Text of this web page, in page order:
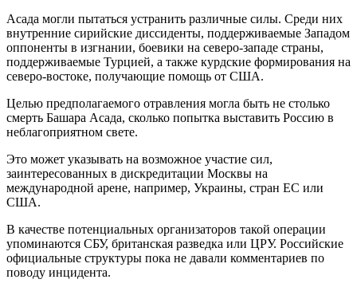
Асада могли пытаться устранить различные силы. Среди них
внутренние сирийские диссиденты, поддерживаемые Западом
оппоненты в изгнании, боевики на северо-западе страны,
поддерживаемые Турцией, а также курдские формирования на
северо-востоке, получающие помощь от США.
Целью предполагаемого отравления могла быть не столько
смерть Башара Асада, сколько попытка выставить Россию в
неблагоприятном свете.
Это может указывать на возможное участие сил,
заинтересованных в дискредитации Москвы на
международной арене, например, Украины, стран ЕС или
США.
В качестве потенциальных организаторов такой операции
упоминаются СБУ, британская разведка или ЦРУ. Российские
официальные структуры пока не давали комментариев по
поводу инцидента.